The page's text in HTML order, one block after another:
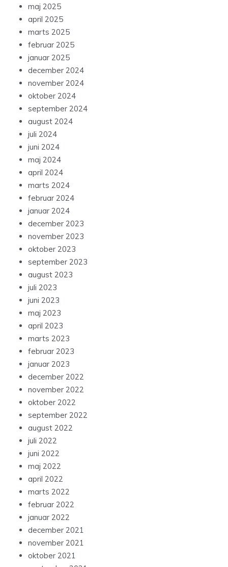
maj 2025
april 2025
marts 2025
februar 2025
januar 2025
december 2024
november 2024
oktober 2024
september 2024
august 2024
juli 2024
juni 2024
maj 2024
april 2024
marts 2024
februar 2024
januar 2024
december 2023
november 2023
oktober 2023
september 2023
august 2023
juli 2023
juni 2023
maj 2023
april 2023
marts 2023
februar 2023
januar 2023
december 2022
november 2022
oktober 2022
september 2022
august 2022
juli 2022
juni 2022
maj 2022
april 2022
marts 2022
februar 2022
januar 2022
december 2021
november 2021
oktober 2021